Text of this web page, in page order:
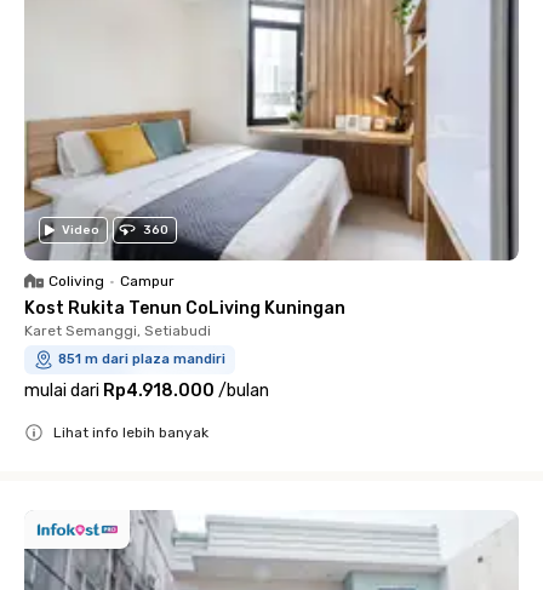
Video 360
Coliving • Campur
Kost Rukita Tenun CoLiving Kuningan
Karet Semanggi, Setiabudi
851 m dari plaza mandiri
mulai dari Rp4.918.000 /bulan
Lihat info lebih banyak